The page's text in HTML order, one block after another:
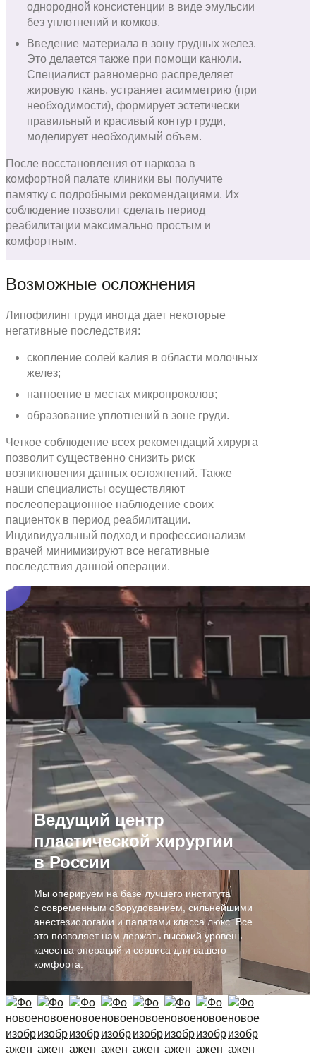
однородной консистенции в виде эмульсии
без уплотнений и комков.
Введение материала в зону грудных желез.
Это делается также при помощи канюли.
Специалист равномерно распределяет
жировую ткань, устраняет асимметрию (при
необходимости), формирует эстетически
правильный и красивый контур груди,
моделирует необходимый объем.
После восстановления от наркоза в
комфортной палате клиники вы получите
памятку с подробными рекомендациями. Их
соблюдение позволит сделать период
реабилитации максимально простым и
комфортным.
Возможные осложнения
Липофилинг груди иногда дает некоторые
негативные последствия:
скопление солей калия в области молочных
желез;
нагноение в местах микропроколов;
образование уплотнений в зоне груди.
Четкое соблюдение всех рекомендаций хирурга
позволит существенно снизить риск
возникновения данных осложнений. Также
наши специалисты осуществляют
послеоперационное наблюдение своих
пациенток в период реабилитации.
Индивидуальный подход и профессионализм
врачей минимизируют все негативные
последствия данной операции.
Ведущий центр
пластической хирургии
в России
Мы оперируем на базе лучшего института
с современным оборудованием, сильнейшими
анестезиологами и палатами класса люкс. Все
это позволяет нам держать высокий уровень
качества операций и сервиса для вашего
комфорта.